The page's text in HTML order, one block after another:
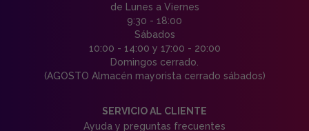
de Lunes a Viernes
9:30 - 18:00
Sábados
10:00 - 14:00 y 17:00 - 20:00
Domingos cerrado.
(AGOSTO Almacén mayorista cerrado sábados)
SERVICIO AL CLIENTE
Ayuda y preguntas frecuentes